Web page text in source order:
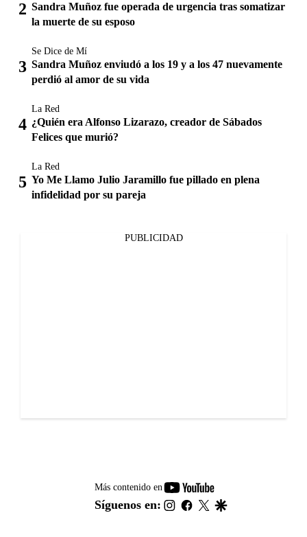
Sandra Muñoz fue operada de urgencia tras somatizar
la muerte de su esposo
Se Dice de Mí
Sandra Muñoz enviudó a los 19 y a los 47 nuevamente
perdió al amor de su vida
La Red
¿Quién era Alfonso Lizarazo, creador de Sábados
Felices que murió?
La Red
Yo Me Llamo Julio Jaramillo fue pillado en plena
infidelidad por su pareja
PUBLICIDAD
Más contenido en
youtube-
footer
Síguenos en: instagram
facebook
twitter